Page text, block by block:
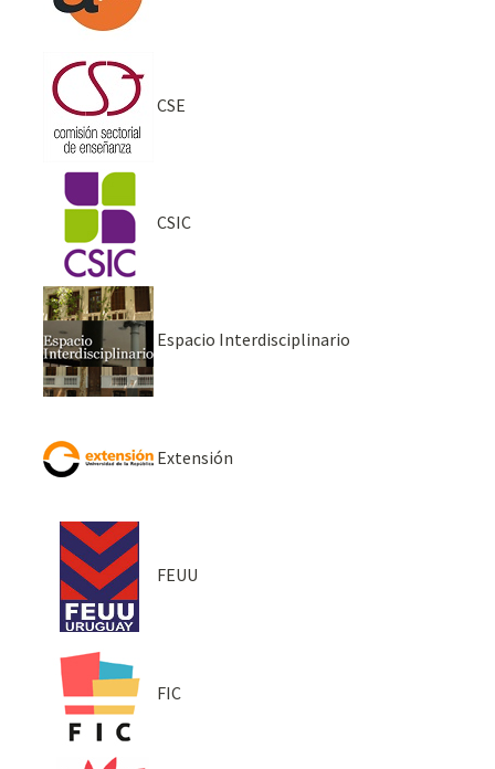
CSE
CSIC
Espacio Interdisciplinario
Extensión
FEUU
FIC